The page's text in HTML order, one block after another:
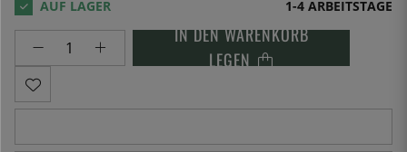
1-4 ARBEITSTAGE
IN DEN WARENKORB
LEGEN